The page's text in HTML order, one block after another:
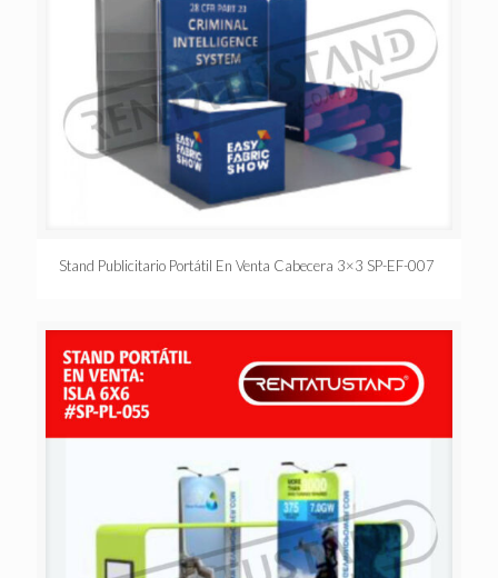
Stand Publicitario Portátil En Venta Cabecera 3×3 SP-EF-007